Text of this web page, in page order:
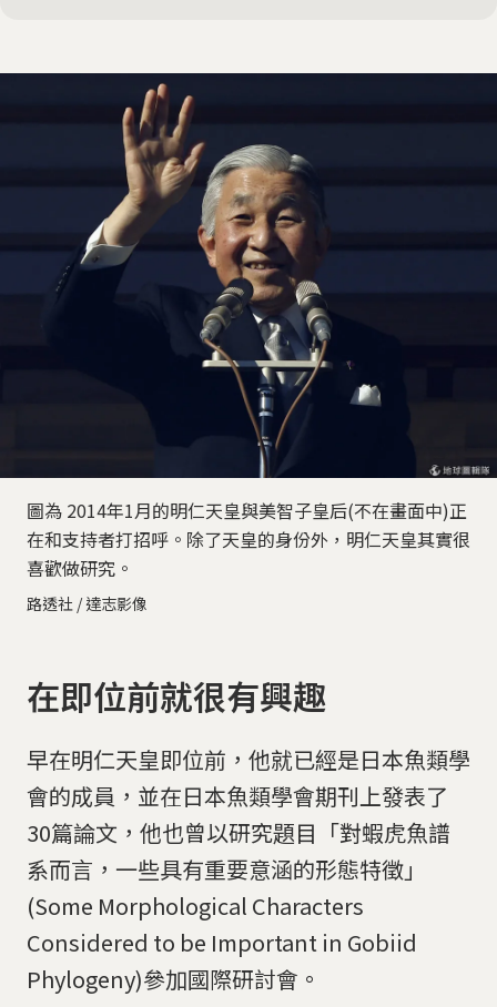
圖為 2014年1月的明仁天皇與美智子皇后(不在畫面中)正
在和支持者打招呼。除了天皇的身份外，明仁天皇其實很
喜歡做研究。
路透社 / 達志影像
在即位前就很有興趣
早在明仁天皇即位前，他就已經是日本魚類學
會的成員，並在日本魚類學會期刊上發表了
30篇論文，他也曾以研究題目「對蝦虎魚譜
系而言，一些具有重要意涵的形態特徵」
(Some Morphological Characters
Considered to be Important in Gobiid
Phylogeny)參加國際研討會。